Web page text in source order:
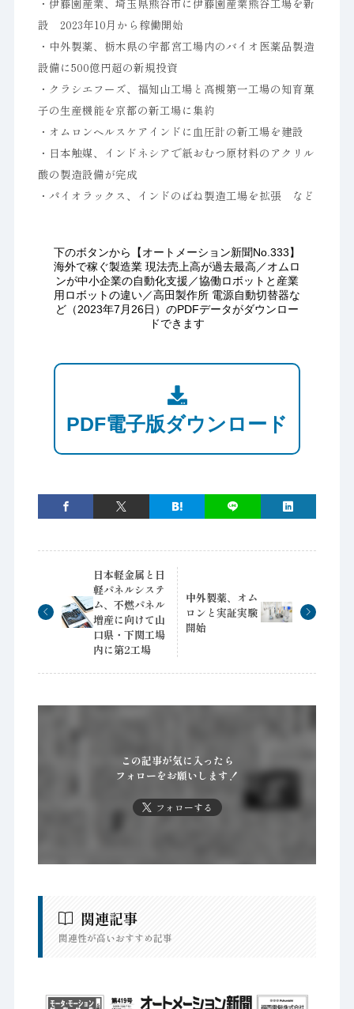
・伊藤園産業、埼玉県熊谷市に伊藤園産業熊谷工場を新
設 2023年10月から稼働開始
・中外製薬、栃木県の宇都宮工場内のバイオ医薬品製造
設備に500億円超の新規投資
・クラシエフーズ、福知山工場と高槻第一工場の知育菓
子の生産機能を京都の新工場に集約
・オムロンヘルスケアインドに血圧計の新工場を建設
・日本触媒、インドネシアで紙おむつ原材料のアクリル
酸の製造設備が完成
・パイオラックス、インドのばね製造工場を拡張 など
下のボタンから【オートメーション新聞No.333】
海外で稼ぐ製造業 現法売上高が過去最高／オムロ
ンが中小企業の自動化支援／協働ロボットと産業
用ロボットの違い／高田製作所 電源自動切替器な
ど（2023年7月26日）のPDFデータがダウンロー
ドできます
PDF電子版ダウンロード
日本軽金属と日
軽パネルシステ
ム、不燃パネル
増産に向けて山
口県・下関工場
内に第2工場
中外製薬、オム
ロンと実証実験
開始
この記事が気に入ったら
フォローをお願いします！
フォローする
関連記事
関連性が高いおすすめ記事